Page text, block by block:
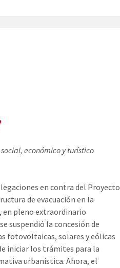
económico y turístico
en contra del Proyecto
de evacuación en la
en pleno extraordinario
suspendió la concesión de
fotovoltaicas, solares y eólicas
iniciar los trámites para la
urbanística. Ahora, el